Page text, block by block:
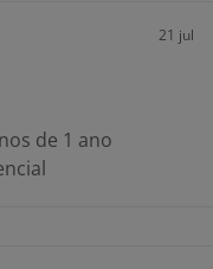
21 jul
de 1 ano